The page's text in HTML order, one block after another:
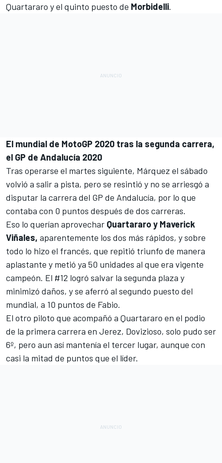
Quartararo y el quinto puesto de Morbidelli.
El mundial de MotoGP 2020 tras la segunda carrera,
el GP de Andalucía 2020
Tras operarse el martes siguiente, Márquez el sábado
volvió a salir a pista, pero se resintió y no se arriesgó a
disputar la carrera del GP de Andalucía, por lo que
contaba con 0 puntos después de dos carreras.
Eso lo querían aprovechar Quartararo y Maverick
Viñales, aparentemente los dos más rápidos, y sobre
todo lo hizo el francés, que repitió triunfo de manera
aplastante y metió ya 50 unidades al que era vigente
campeón. El #12 logró salvar la segunda plaza y
minimizó daños, y se aferró al segundo puesto del
mundial, a 10 puntos de Fabio.
El otro piloto que acompañó a Quartararo en el podio
de la primera carrera en Jerez, Dovizioso, solo pudo ser
6º, pero aun así mantenía el tercer lugar, aunque con
casi la mitad de puntos que el líder.